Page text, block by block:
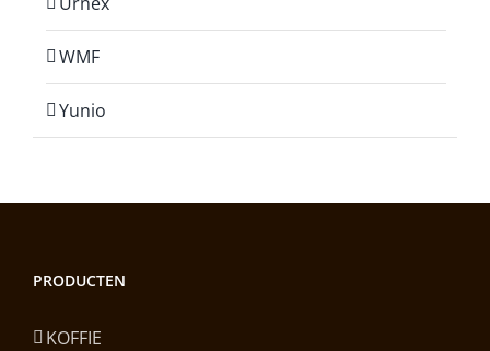
WMF
Yunio
PRODUCTEN
KOFFIE